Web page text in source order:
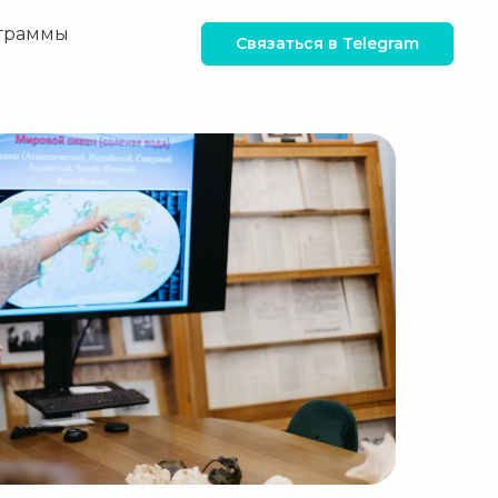
Связаться в Telegram